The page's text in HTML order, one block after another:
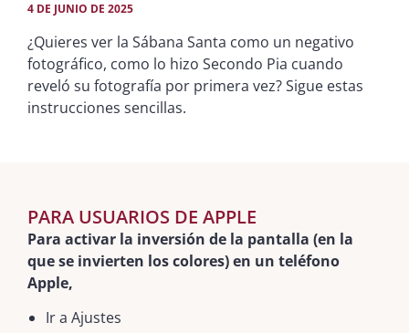
4 DE JUNIO DE 2025
¿Quieres ver la Sábana Santa como un negativo
fotográfico, como lo hizo Secondo Pia cuando
reveló su fotografía por primera vez? Sigue estas
instrucciones sencillas.
PARA USUARIOS DE APPLE
Para activar la inversión de la pantalla (en la
que se invierten los colores) en un teléfono
Apple,
Ir a Ajustes